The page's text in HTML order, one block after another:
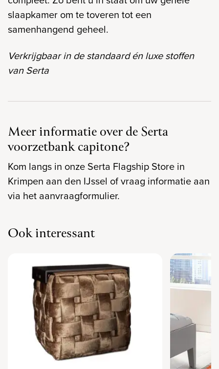
slaapkamer om te toveren tot een
samenhangend geheel.
Verkrijgbaar in de standaard én luxe stoffen
van Serta
Meer informatie over de Serta
voorzetbank capitone?
Kom langs in onze Serta Flagship Store in
Krimpen aan den IJssel of vraag informatie aan
via het aanvraagformulier.
Ook interessant